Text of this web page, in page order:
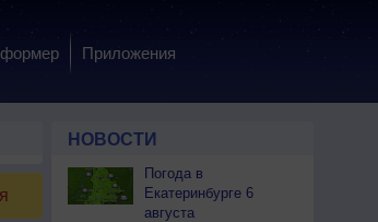
Приложения
НОВОСТИ
Погода в
Екатеринбурге 6
августа